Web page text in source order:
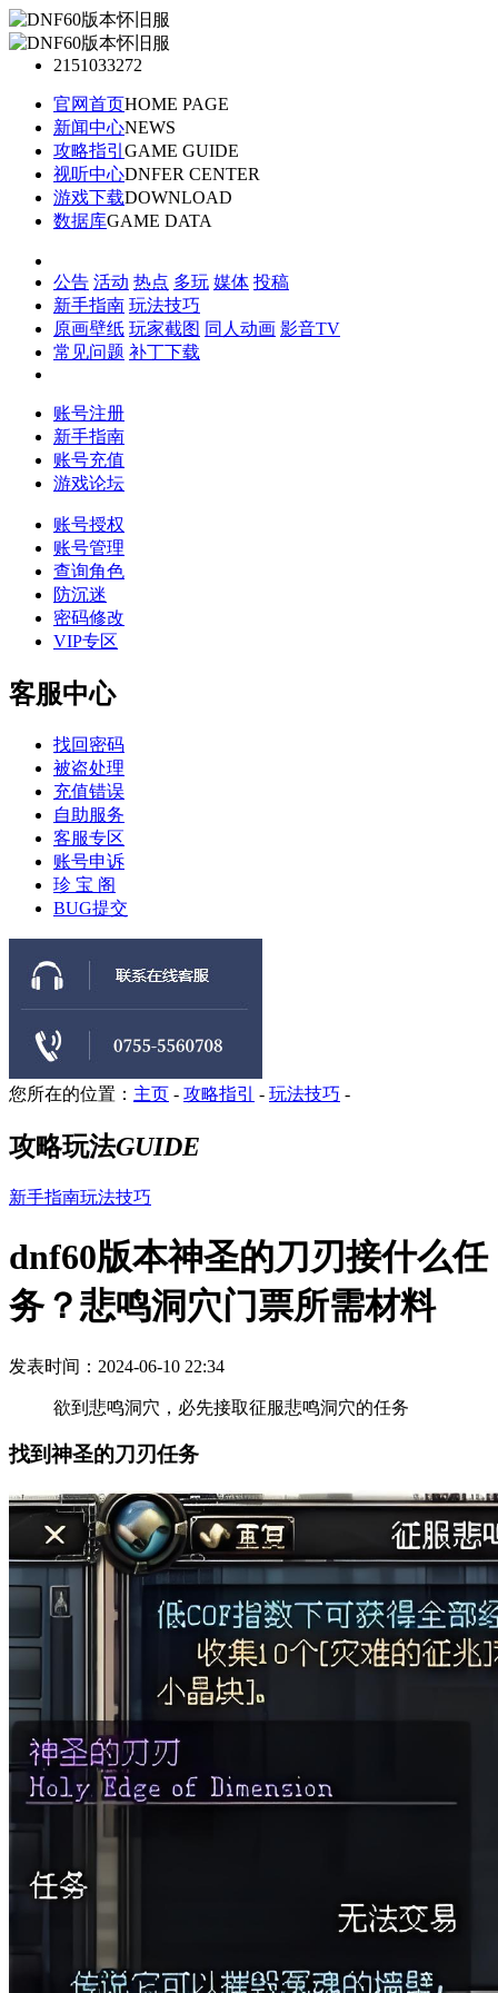
2151033272
官网首页HOME PAGE
新闻中心NEWS
攻略指引 GAME GUIDE
视听中心DNFER CENTER
游戏下载DOWNLOAD
数据库GAME DATA
公告 活动 热点 多玩 媒体 投稿
新手指南 玩法技巧
原画壁纸 玩家截图 同人动画 影音TV
常见问题 补丁下载
账号注册
新手指南
账号充值
游戏论坛
账号授权
账号管理
查询角色
防沉迷
密码修改
VIP专区
客服中心
找回密码
被盗处理
充值错误
自助服务
客服专区
账号申诉
珍 宝 阁
BUG提交
您所在的位置： 主页 - 攻略指引 - 玩法技巧 -
攻略玩法GUIDE
新手指南玩法技巧
dnf60版本神圣的刀刃接什么任
务？悲鸣洞穴门票所需材料
发表时间：2024-06-10 22:34
欲到悲鸣洞穴，必先接取征服悲鸣洞穴的任务
找到神圣的刀刃任务